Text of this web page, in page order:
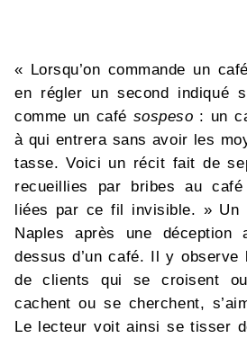
« Lorsqu’on commande un
en régler un second indiqué
comme un café sospeso : un
à qui entrera sans avoir les
tasse. Voici un récit fait de
recueillies par bribes au
liées par ce fil invisible. » Un
Naples après une déception
dessus d’un café. Il y observe
de clients qui se croisent
cachent ou se cherchent,
Le lecteur voit ainsi se tisser